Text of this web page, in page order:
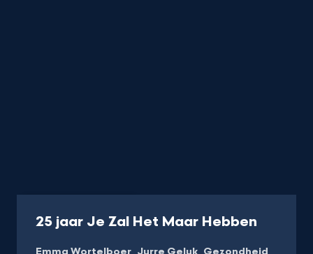
25 jaar Je Zal Het Maar Hebben
Emma Wortelboer Jurre Geluk Gezondheid